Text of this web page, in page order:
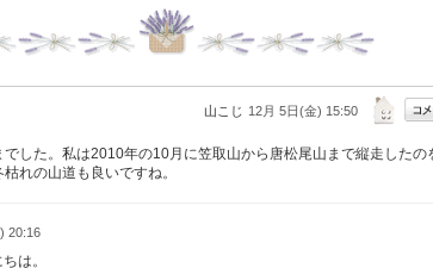
山こじ 12月 5日(金) 15:50
した。私は2010年の10月に笠取山から唐松尾山まで縦走したの
れの山道も良いですね。
20:16
は。